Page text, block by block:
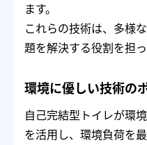
ます。
これらの技術は、多様
題を解決する役割を担っ
環境に優しい技術の
自己完結型トイレが環
を活用し、環境負荷を